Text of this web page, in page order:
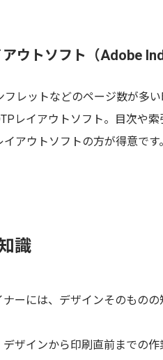
アウトソフト（Adobe
フレットなどのページ数が多
レイアウトソフト。目次や
イアウトソフトの方が得意です
識
ナーには、デザインそのもの
デザインから印刷直前までの